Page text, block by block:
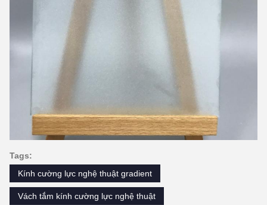
Tags:
Kính cường lực nghệ thuật gradient
Vách tắm kính cường lực nghệ thuật